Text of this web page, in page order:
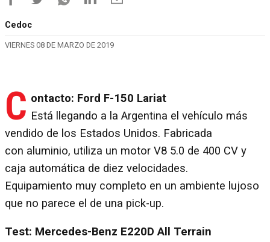
Cedoc
VIERNES 08 DE MARZO DE 2019
C ontacto: Ford F-150 Lariat
Está llegando a la Argentina el vehículo más
vendido de los Estados Unidos. Fabricada
con aluminio, utiliza un motor V8 5.0 de 400 CV y
caja automática de diez velocidades.
Equipamiento muy completo en un ambiente lujoso
que no parece el de una pick-up.
Test: Mercedes-Benz E220D All Terrain